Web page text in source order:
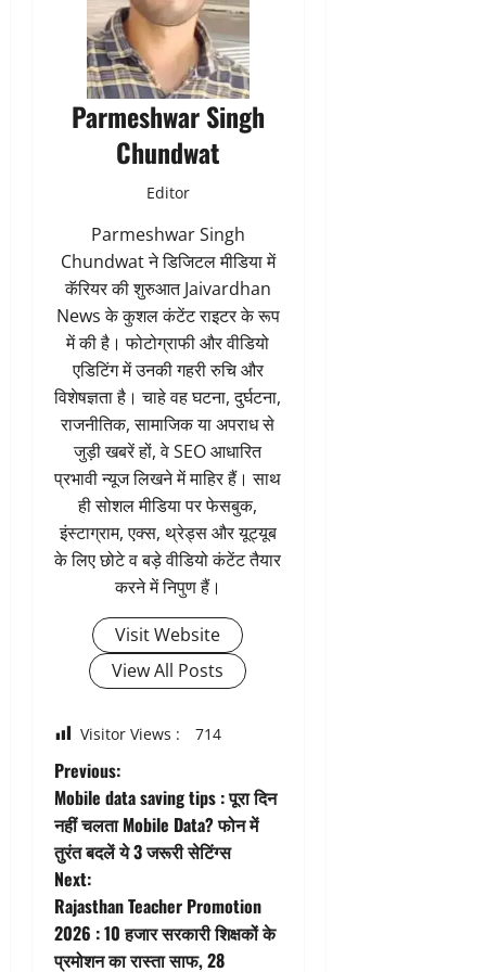
Parmeshwar Singh
Chundwat
Editor
Parmeshwar Singh
Chundwat ने डिजिटल मीडिया में
कॅरियर की शुरुआत Jaivardhan
News के कुशल कंटेंट राइटर के रूप
में की है। फोटोग्राफी और वीडियो
एडिटिंग में उनकी गहरी रुचि और
विशेषज्ञता है। चाहे वह घटना, दुर्घटना,
राजनीतिक, सामाजिक या अपराध से
जुड़ी खबरें हों, वे SEO आधारित
प्रभावी न्यूज लिखने में माहिर हैं। साथ
ही सोशल मीडिया पर फेसबुक,
इंस्टाग्राम, एक्स, थ्रेड्स और यूट्यूब
के लिए छोटे व बड़े वीडियो कंटेंट तैयार
करने में निपुण हैं।
Visit Website
View All Posts
Visitor Views : 714
P
o
s
t
n
Previous:
Mobile data saving tips : पूरा दिन
नहीं चलता Mobile Data? फोन में
तुरंत बदलें ये 3 जरूरी सेटिंग्स
Next:
Rajasthan Teacher Promotion
2026 : 10 हजार सरकारी शिक्षकों के
प्रमोशन का रास्ता साफ, 28